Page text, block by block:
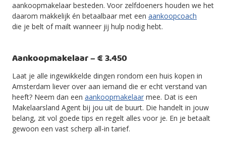
aankoopmakelaar besteden. Voor zelfdoeners houden we het
daarom makkelijk én betaalbaar met een aankoopcoach
die je belt of mailt wanneer jij hulp nodig hebt.
Aankoopmakelaar – € 3.450
Laat je alle ingewikkelde dingen rondom een huis kopen in
Amsterdam liever over aan iemand die er echt verstand van
heeft? Neem dan een aankoopmakelaar mee. Dat is een
Makelaarsland Agent bij jou uit de buurt. Die handelt in jouw
belang, zit vol goede tips en regelt alles voor je. En je betaalt
gewoon een vast scherp all-in tarief.